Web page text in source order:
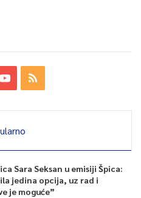
Sara Seksan u emisiji Špica:
jedina opcija, uz rad i
je moguće”